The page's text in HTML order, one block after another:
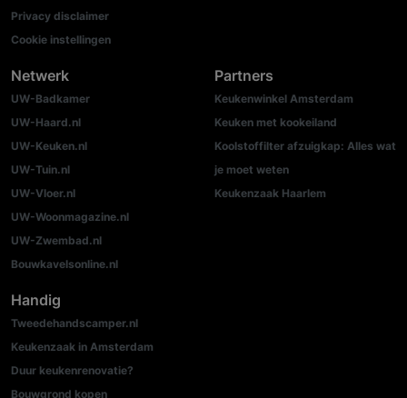
Privacy disclaimer
Cookie instellingen
Netwerk
UW-Badkamer
UW-Haard.nl
UW-Keuken.nl
UW-Tuin.nl
UW-Vloer.nl
UW-Woonmagazine.nl
UW-Zwembad.nl
Bouwkavelsonline.nl
Partners
Keukenwinkel Amsterdam
Keuken met kookeiland
Koolstoffilter afzuigkap: Alles wat
je moet weten
Keukenzaak Haarlem
Handig
Tweedehandscamper.nl
Keukenzaak in Amsterdam
Duur keukenrenovatie?
Bouwgrond kopen